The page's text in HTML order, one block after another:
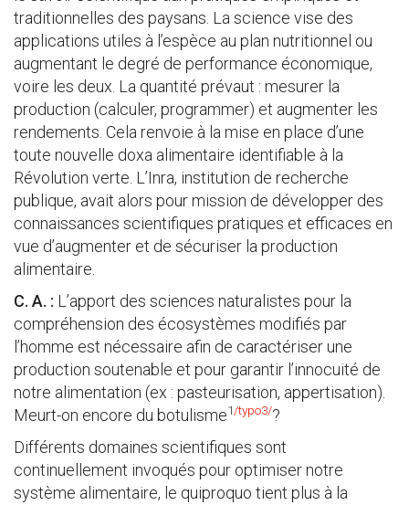
traditionnelles des paysans. La science vise des
applications utiles à l’espèce au plan nutritionnel ou
augmentant le degré de performance économique,
voire les deux. La quantité prévaut : mesurer la
production (calculer, programmer) et augmenter les
rendements. Cela renvoie à la mise en place d’une
toute nouvelle doxa alimentaire identifiable à la
Révolution verte. L’Inra, institution de recherche
publique, avait alors pour mission de développer des
connaissances scientifiques pratiques et efficaces en
vue d’augmenter et de sécuriser la production
alimentaire.
C. A. : L’apport des sciences naturalistes pour la
compréhension des écosystèmes modifiés par
l’homme est nécessaire afin de caractériser une
production soutenable et pour garantir l’innocuité de
notre alimentation (ex : pasteurisation, appertisation).
Meurt-on encore du botulisme1/typo3/?
Différents domaines scientifiques sont
continuellement invoqués pour optimiser notre
système alimentaire, le quiproquo tient plus à la